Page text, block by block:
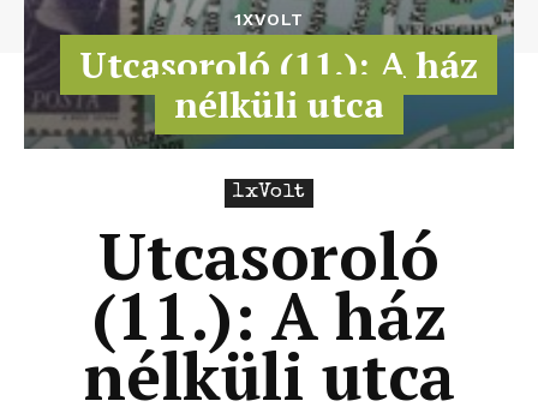
1XVOLT
Utcasoroló (11.): A ház
nélküli utca
1xVolt
Utcasoroló
(11.): A ház
nélküli utca